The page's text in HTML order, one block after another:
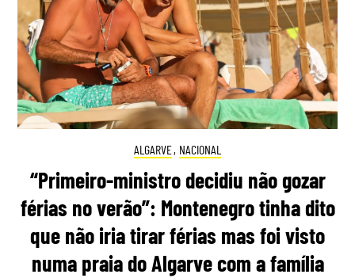
ALGARVE, NACIONAL
“Primeiro-ministro decidiu não gozar
férias no verão”: Montenegro tinha dito
que não iria tirar férias mas foi visto
numa praia do Algarve com a família